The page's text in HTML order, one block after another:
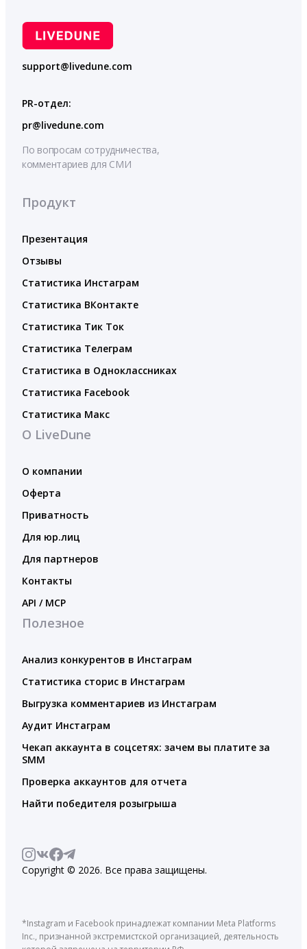
support@livedune.com
PR-отдел:
pr@livedune.com
По вопросам сотрудничества,
комментариев для СМИ
Продукт
Презентация
Отзывы
Статистика Инстаграм
Статистика ВКонтакте
Статистика Тик Ток
Статистика Телеграм
Статистика в Одноклассниках
Статистика Facebook
Статистика Макс
О LiveDune
О компании
Оферта
Приватность
Для юр.лиц
Для партнеров
Контакты
API / MCP
Полезное
Анализ конкурентов в Инстаграм
Статистика сторис в Инстаграм
Выгрузка комментариев из Инстаграм
Аудит Инстаграм
Чекап аккаунта в соцсетях: зачем вы платите за
SMM
Проверка аккаунтов для отчета
Найти победителя розыгрыша
Copyright © 2026. Все права защищены.
*Instagram и Facebook принадлежат компании Meta Platforms
Inc., признанной экстремистской организацией, деятельность